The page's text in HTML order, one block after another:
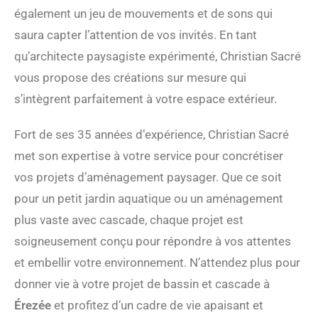
également un jeu de mouvements et de sons qui
saura capter l’attention de vos invités. En tant
qu’architecte paysagiste expérimenté, Christian Sacré
vous propose des créations sur mesure qui
s’intègrent parfaitement à votre espace extérieur.
Fort de ses 35 années d’expérience, Christian Sacré
met son expertise à votre service pour concrétiser
vos projets d’aménagement paysager. Que ce soit
pour un petit jardin aquatique ou un aménagement
plus vaste avec cascade, chaque projet est
soigneusement conçu pour répondre à vos attentes
et embellir votre environnement. N’attendez plus pour
donner vie à votre projet de bassin et cascade à
Érezée et profitez d’un cadre de vie apaisant et